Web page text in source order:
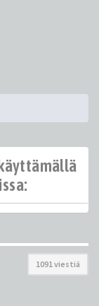
1091 viestiä